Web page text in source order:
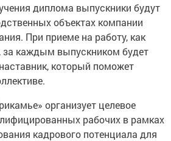
диплома выпускники будут
объектах компании
При приеме на работу, как
за каждым выпускником будет
который поможет
организует целевое
рабочих в рамках
кадрового потенциала для